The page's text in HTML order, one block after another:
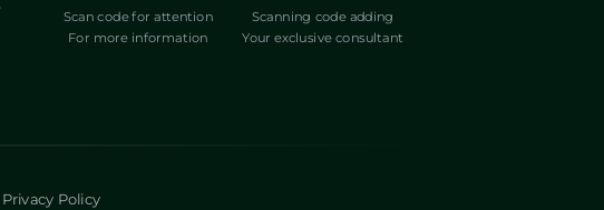
Scan code for attention
For more information
Scanning code adding
Your exclusive consultant
Privacy Policy